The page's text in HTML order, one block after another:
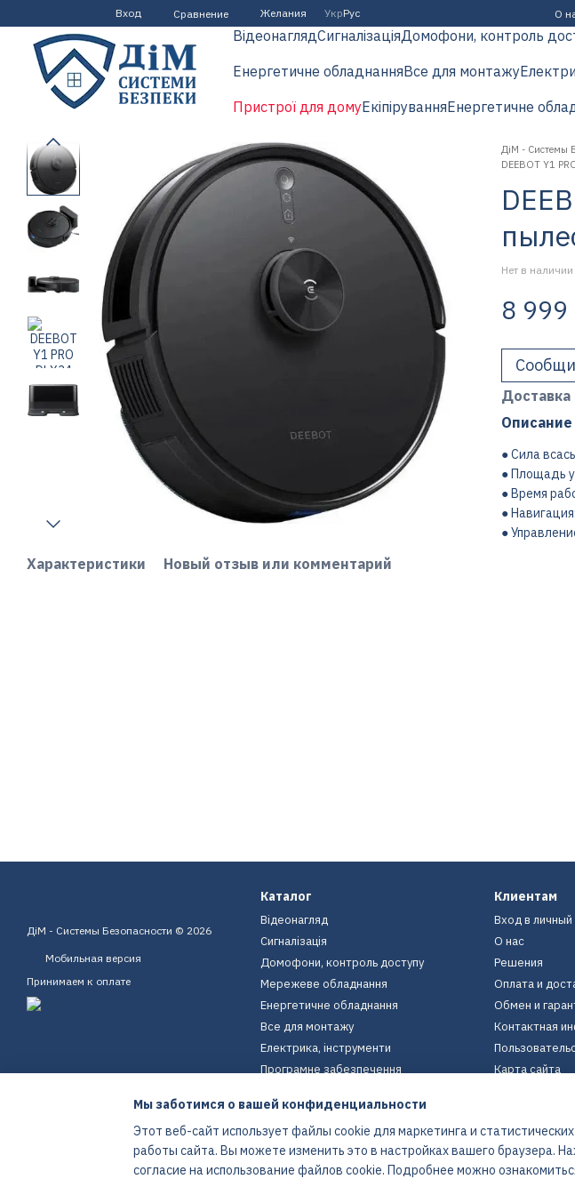
Перейти к основному контенту
Вход Сравнение Желания УкрРус О
ВідеонаглядСигналізаціяДомофони, контроль
Енергетичне обладнанняВсе для монтажу
Пристрої для домуЕкіпіруванняЕнергетичне
Характеристики Новый отзыв или комментарий
ДіМ - Системы
DEEBOT Y1
Нет в наличии
8 999
Доставка
Описание
● Сила
● Площадь
● Время
●
●
ДіМ - Системы Безопасности © 2026
Мобильная версия
Принимаем к оплате
Интернет-магазин создан с Хорошоп
Каталог
Відеонагляд
Сигналізація
Домофони, контроль доступу
Мережеве обладнання
Енергетичне обладнання
Все для монтажу
Електрика, інструменти
Програмне забезпечення
Екіпірування
Енергетичне обладнання
Клиентам
Вход в личный
О нас
Решения
Оплата и
Обмен и
Контактная
Карта сайта
Мы заботимся о вашей конфиденциальности
Этот веб-сайт использует файлы cookie для маркетинга и
работы сайта. Вы можете изменить это в настройках вашего браузера.
согласие на использование файлов cookie. Подробнее можно